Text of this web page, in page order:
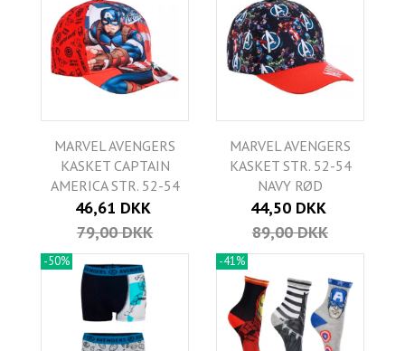
MARVEL AVENGERS
KASKET CAPTAIN
AMERICA STR. 52-54
46,61 DKK
79,00 DKK
MARVEL AVENGERS
KASKET STR. 52-54
NAVY RØD
44,50 DKK
89,00 DKK
-50% -41%